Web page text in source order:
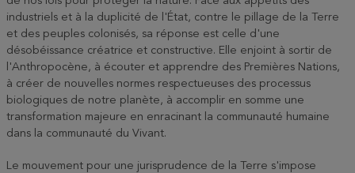
industriels et à la duplicité de l'État, contre le pillage de la Terre
et des peuples colonisés, sa réponse est celle d'une
désobéissance créatrice et constructive. Elle enjoint à sortir de
l'Anthropocène, à écouter et apprendre des Premières Nations,
à créer de nouvelles normes respectueuses des processus
biologiques de notre planète, à accomplir en somme une
transformation majeure en enracinant la communauté humaine
dans la communauté du Vivant.
Le mouvement pour une jurisprudence de la Terre s'impose